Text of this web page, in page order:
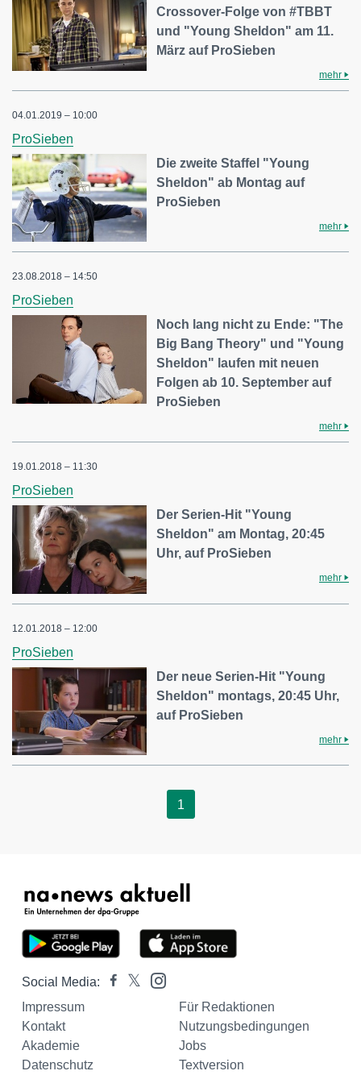
Crossover-Folge von #TBBT
und "Young Sheldon" am 11.
März auf ProSieben
mehr
04.01.2019 – 10:00
ProSieben
Die zweite Staffel "Young
Sheldon" ab Montag auf
ProSieben
mehr
23.08.2018 – 14:50
ProSieben
Noch lang nicht zu Ende: "The
Big Bang Theory" und "Young
Sheldon" laufen mit neuen
Folgen ab 10. September auf
ProSieben
mehr
19.01.2018 – 11:30
ProSieben
Der Serien-Hit "Young
Sheldon" am Montag, 20:45
Uhr, auf ProSieben
mehr
12.01.2018 – 12:00
ProSieben
Der neue Serien-Hit "Young
Sheldon" montags, 20:45 Uhr,
auf ProSieben
mehr
1
Social Media:
Impressum
Für Redaktionen
Kontakt
Nutzungsbedingungen
Akademie
Jobs
Datenschutz
Textversion